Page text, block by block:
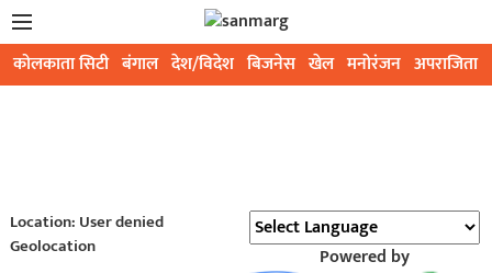
कोलकाता सिटी बंगाल देश/विदेश बिजनेस खेल मनोरंजन अपराजिता
Location: User denied
Geolocation
Powered by